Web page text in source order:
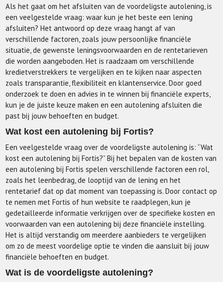
Als het gaat om het afsluiten van de voordeligste autolening, is
een veelgestelde vraag: waar kun je het beste een lening
afsluiten? Het antwoord op deze vraag hangt af van
verschillende factoren, zoals jouw persoonlijke financiële
situatie, de gewenste leningsvoorwaarden en de rentetarieven
die worden aangeboden. Het is raadzaam om verschillende
kredietverstrekkers te vergelijken en te kijken naar aspecten
zoals transparantie, flexibiliteit en klantenservice. Door goed
onderzoek te doen en advies in te winnen bij financiële experts,
kun je de juiste keuze maken en een autolening afsluiten die
past bij jouw behoeften en budget.
Wat kost een autolening bij Fortis?
Een veelgestelde vraag over de voordeligste autolening is: “Wat
kost een autolening bij Fortis?” Bij het bepalen van de kosten van
een autolening bij Fortis spelen verschillende factoren een rol,
zoals het leenbedrag, de looptijd van de lening en het
rentetarief dat op dat moment van toepassing is. Door contact op
te nemen met Fortis of hun website te raadplegen, kun je
gedetailleerde informatie verkrijgen over de specifieke kosten en
voorwaarden van een autolening bij deze financiële instelling.
Het is altijd verstandig om meerdere aanbieders te vergelijken
om zo de meest voordelige optie te vinden die aansluit bij jouw
financiële behoeften en budget.
Wat is de voordeligste autolening?